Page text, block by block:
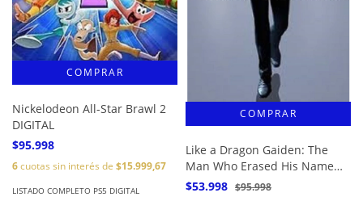
Nickelodeon All-Star Brawl 2
DIGITAL
$95.998
6cuotas sin interés de $15.999,67
LISTADO COMPLETO PS5 DIGITAL
Like a Dragon Gaiden: The
Man Who Erased His Name
DIGITAL
$53.998 $95.998